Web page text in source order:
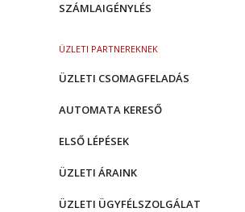
SZÁMLAIGÉNYLÉS
ÜZLETI PARTNEREKNEK
ÜZLETI CSOMAGFELADÁS
AUTOMATA KERESŐ
ELSŐ LÉPÉSEK
ÜZLETI ÁRAINK
ÜZLETI ÜGYFÉLSZOLGÁLAT